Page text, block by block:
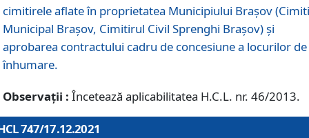
cimitirele aflate în proprietatea Municipiului Braşov
Municipal Braşov, Cimitirul Civil Sprenghi Braşov) şi
aprobarea contractului cadru de concesiune a locurilor de
înhumare.
Observații : Încetează aplicabilitatea H.C.L. nr. 46/2013.
747/17.12.2021